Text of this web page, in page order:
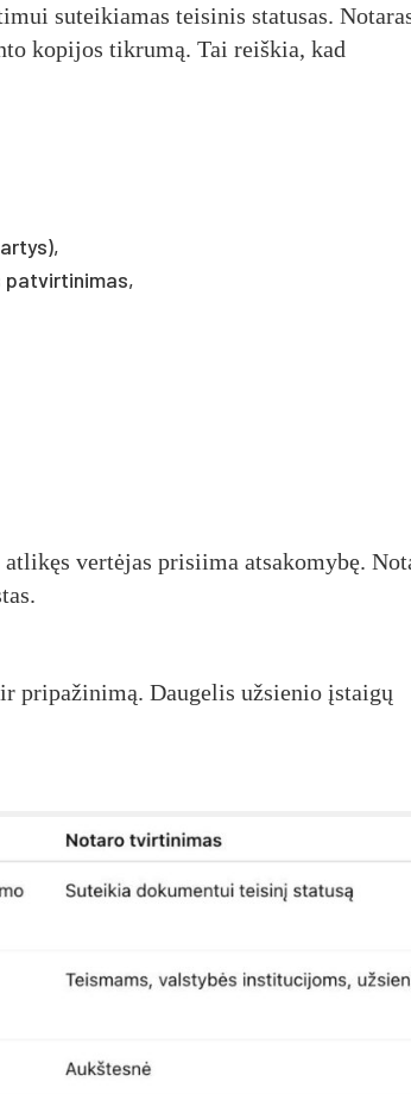
suteikiamas teisinis statusas.
kopijos tikrumą. Tai reiškia, kad
patvirtinimas,
vertėjas prisiima atsakomybę.
pripažinimą. Daugelis užsienio įstaigų